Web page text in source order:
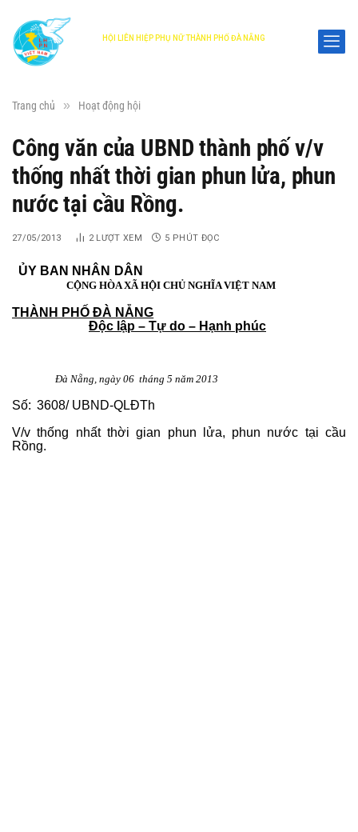
HỘI LIÊN HIỆP PHỤ NỮ THÀNH PHỐ ĐÀ NẴNG
Trang chủ » Hoạt động hội
Công văn của UBND thành phố v/v
thống nhất thời gian phun lửa, phun
nước tại cầu Rồng.
27/05/2013 2 LƯỢT XEM 5 PHÚT ĐỌC
ỦY BAN NHÂN DÂN
CỘNG HÒA XÃ HỘI CHỦ NGHĨA VIỆT NAM
THÀNH PHỐ ĐÀ NẴNG
Độc lập – Tự do – Hạnh phúc
Đà Nẵng, ngày 06 tháng 5 năm 2013
Số: 3608/ UBND-QLĐTh
V/v thống nhất thời gian phun lửa, phun nước tại cầu
Rồng.